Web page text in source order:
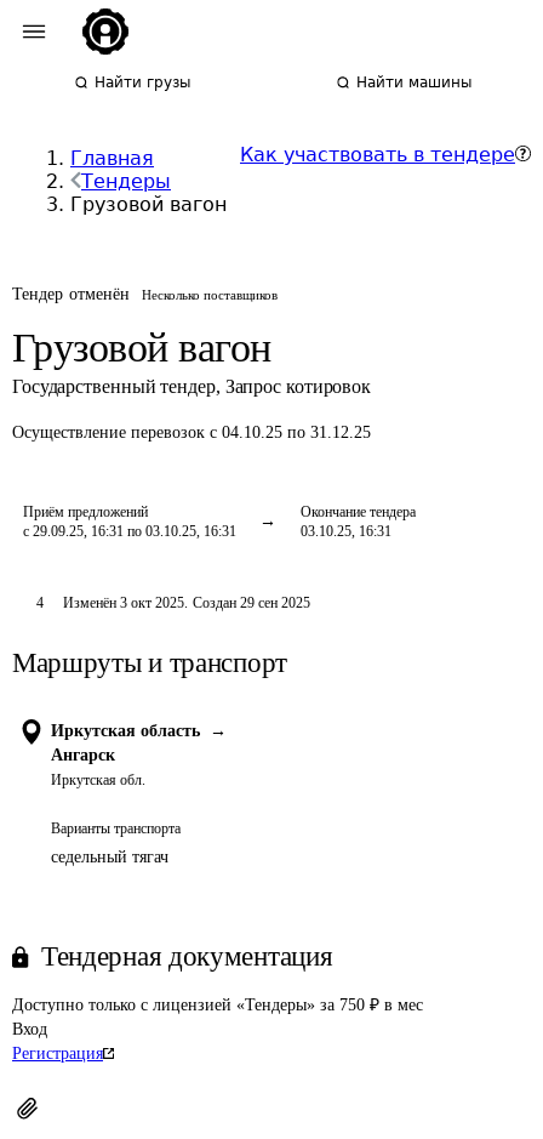
Найти грузы Найти машины
Главная
Тендеры
Грузовой вагон
Как участвовать в тендере
Тендер отменён Несколько поставщиков
Грузовой вагон
Государственный тендер, Запрос котировок
Осуществление перевозок с 04.10.25 по 31.12.25
Приём предложений
с 29.09.25, 16:31 по 03.10.25, 16:31
Окончание тендера
03.10.25, 16:31
4 Изменён 3 окт 2025. Создан 29 сен 2025
Маршруты и транспорт
Иркутская область
→
Ангарск
Иркутская обл.
Варианты транспорта
седельный тягач
Тендерная документация
Доступно только с лицензией «Тендеры» за 750 ₽ в мес
Вход
Регистрация